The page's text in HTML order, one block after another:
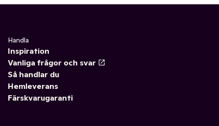
Handla
Inspiration
Vanliga frågor och svar
Så handlar du
Hemleverans
Färskvarugaranti